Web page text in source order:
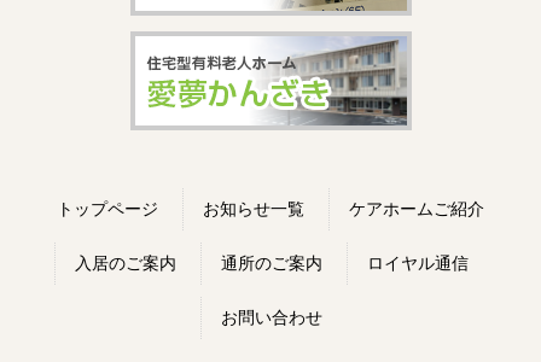
トップページ お知らせ一覧 ケアホームご紹介
入居のご案内 通所のご案内 ロイヤル通信
お問い合わせ